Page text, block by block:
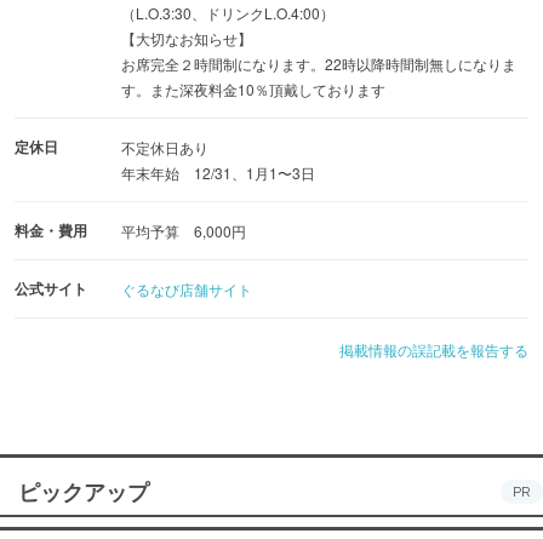
上質な個室を多数完備
（L.O.3:30、ドリンクL.O.4:00）
【大切なお知らせ】
お席完全２時間制になります。22時以降時間制無しになりま
す。また深夜料金10％頂戴しております
定休日
不定休日あり
年末年始 12/31、1月1〜3日
料金・費用 平均予算 6,000円
公式サイト ぐるなび店舗サイト
掲載情報の誤記載を報告する
ピックアップ PR